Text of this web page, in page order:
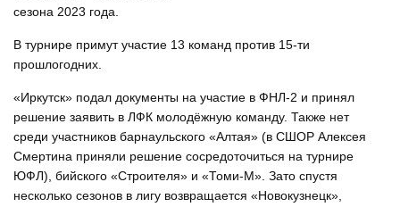
сезона 2023 года.
В турнире примут участие 13 команд против 15-ти
прошлогодних.
«Иркутск» подал документы на участие в ФНЛ-2 и принял
решение заявить в ЛФК молодёжную команду. Также нет
среди участников барнаульского «Алтая» (в СШОР Алексея
Смертина приняли решение сосредоточиться на турнире
ЮФЛ), бийского «Строителя» и «Томи-М». Зато спустя
несколько сезонов в лигу возвращается «Новокузнецк»,